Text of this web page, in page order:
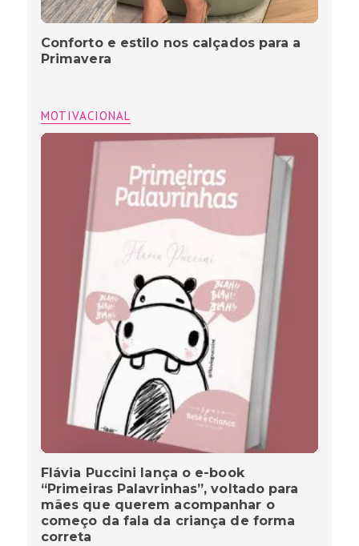
Conforto e estilo nos calçados para a
Primavera
MOTIVACIONAL
Flávia Puccini lança o e-book
“Primeiras Palavrinhas”, voltado para
mães que querem acompanhar o
começo da fala da criança de forma
correta